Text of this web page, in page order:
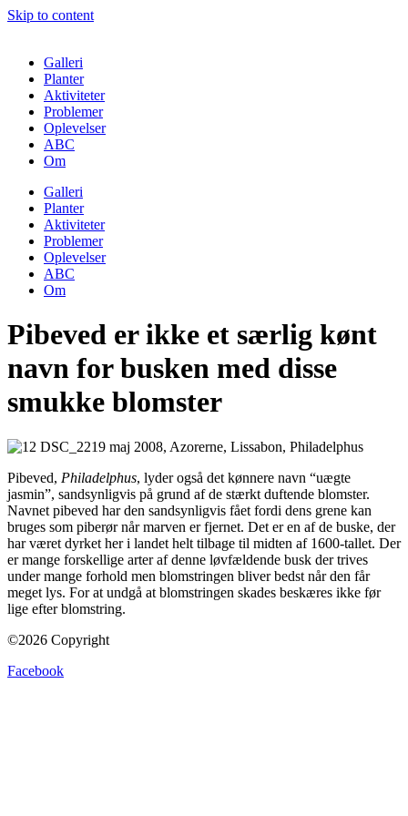
Skip to content
Galleri
Planter
Aktiviteter
Problemer
Oplevelser
ABC
Om
Galleri
Planter
Aktiviteter
Problemer
Oplevelser
ABC
Om
Pibeved er ikke et særlig kønt
navn for busken med disse
smukke blomster
Pibeved, Philadelphus, lyder også det kønnere navn “uægte
jasmin”, sandsynligvis på grund af de stærkt duftende blomster.
Navnet pibeved har den sandsynligvis fået fordi dens grene kan
bruges som piberør når marven er fjernet. Det er en af de buske, der
har været dyrket her i landet helt tilbage til midten af 1600-tallet. Der
er mange forskellige arter af denne løvfældende busk der trives
under mange forhold men blomstringen bliver bedst når den får
meget lys. For at undgå at blomstringen skades beskæres ikke før
lige efter blomstring.
©2026 Copyright
Facebook